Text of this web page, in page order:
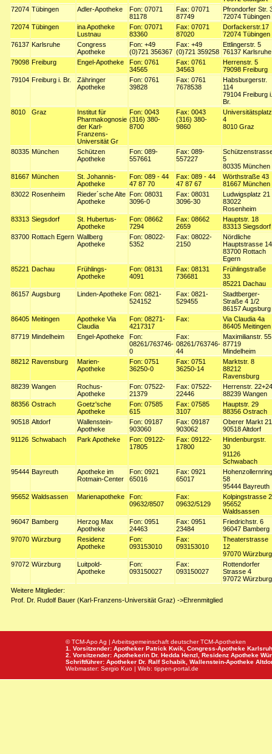
72074 Tübingen Adler-Apotheke
Fon: 07071
81178
Fax: 07071
87749
Pfrondorfer Str.
72074 Tübingen
72074 Tübingen
ina Apotheke
Lustnau
Fon: 07071
83360
Fax: 07071
87020
Dorfackerstr.17
72074 Tübingen
76137 Karlsruhe
Congress
Apotheke
Fon: +49
(0)721 356367
Fax: +49
(0)721 359258
Ettlingerstr. 5
76137 Karlsruhe
79098 Freiburg Engel-Apotheke
Fon: 0761
34565
Fax: 0761
34563
Herrenstr. 5
79098 Freiburg
79104 Freiburg i. Br.
Zähringer
Apotheke
Fon: 0761
39828
Fax: 0761
7678538
Habsburgerstr.
114
79104 Freiburg i.
Br.
8010
Graz
Institut für
Pharmakognosie
der Karl-
Franzens-
Universität Gr
Fon: 0043
(316) 380-
8700
Fax: 0043
(316) 380-
9860
Universitätsplatz
4
8010 Graz
80335 München
Schützen
Apotheke
Fon: 089-
557661
Fax: 089-
557227
5
80335 München
81667 München
St. Johannis-
Apotheke
Fon: 089 - 44
47 87 70
Fax: 089 - 44
47 87 67
Wörthstraße 43
81667 München
83022 Rosenheim
Rieder´sche Alte
Apotheke
Fon: 08031
3096-0
Fax: 08031
3096-30
Ludwigsplatz 21
83022
Rosenheim
83313 Siegsdorf
St. Hubertus-
Apotheke
Fon: 08662
7294
Fax: 08662
2659
Hauptstr. 18
83313 Siegsdorf
83700 Rottach Egern Wallberg
Apotheke
Fon: 08022-
5352
Fax: 08022-
2150
Nördliche
Hauptstrasse 14
83700 Rottach
Egern
85221 Dachau
Frühlings-
Apotheke
Fon: 08131
4091
Fax: 08131
736681
Frühlingstraße
33
85221 Dachau
86157 Augsburg Linden-Apotheke Fon: 0821-
524152
Fax: 0821-
529455
Stadtberger-
Straße 4 1/2
86157 Augsburg
86405 Meitingen
Apotheke Via
Claudia
Fon: 08271-
4217317
Fax:
Via Claudia 4a
86405 Meitingen
87719 Mindelheim Engel-Apotheke
Fon:
08261/763746-
0
Fax:
08261/763746-
44
Maximilianstr. 55
87719
Mindelheim
88212 Ravensburg
Marien-
Apotheke
Fon: 0751
36250-0
Fax: 0751
36250-14
Marktstr. 8
88212
Ravensburg
88239 Wangen
Rochus-
Apotheke
Fon: 07522-
21379
Fax: 07522-
22446
Herrenstr. 22+24
88239 Wangen
88356 Ostrach
Goetz'sche
Apotheke
Fon: 07585
615
Fax: 07585
3107
Hauptstr. 29
88356 Ostrach
90518 Altdorf
Wallenstein-
Apotheke
Fon: 09187
903060
Fax: 09187
903062
Oberer Markt 21
90518 Altdorf
91126 Schwabach Park Apotheke
Fon: 09122-
17805
Fax: 09122-
17800
Hindenburgstr.
30
91126
Schwabach
95444 Bayreuth
Apotheke im
Rotmain-Center
Fon: 0921
65016
Fax: 0921
65017
Hohenzollernring
58
95444 Bayreuth
95652 Waldsassen Marienapotheke
Fon:
09632/8507
Fax:
09632/5129
Kolpingstrasse 2
95652
Waldsassen
96047 Bamberg
Herzog Max
Apotheke
Fon: 0951
24463
Fax: 0951
23484
Friedrichstr. 6
96047 Bamberg
97070 Würzburg
Residenz
Apotheke
Fon:
093153010
Fax:
093153010
Theaterstrasse
12
97070 Würzburg
97072 Würzburg
Luitpold-
Apotheke
Fon:
093150027
Fax:
093150027
Rottendorfer
Strasse 4
97072 Würzburg
Weitere Mitglieder:
Prof. Dr. Rudolf Bauer (Karl-Franzens-Universität Graz) ->Ehrenmitglied
© TCM-Apo Ag | Arbeitsgemeinschaft deutscher TCM-Apotheken
1. Vorsitzender: Apotheker Patrick Kwik, Congress-Apotheke
2. Vorsitzender: Apothekerin Dr. Hedda Henzl, Residenz Apotheke
Schriftführer: Apotheker Dr. Ralf Schabik, Wallenstein-Apotheke
Webmaster: Sergio Kuo | Web: tippen-portal.de